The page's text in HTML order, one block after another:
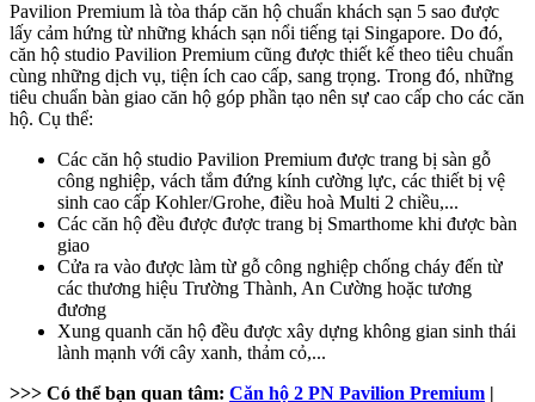
Pavilion Premium là tòa tháp căn hộ chuẩn khách sạn 5 sao được
lấy cảm hứng từ những khách sạn nổi tiếng tại Singapore. Do đó,
căn hộ studio Pavilion Premium cũng được thiết kế theo tiêu chuẩn
cùng những dịch vụ, tiện ích cao cấp, sang trọng. Trong đó, những
tiêu chuẩn bàn giao căn hộ góp phần tạo nên sự cao cấp cho các căn
hộ. Cụ thể:
Các căn hộ studio Pavilion Premium được trang bị sàn gỗ
công nghiệp, vách tắm đứng kính cường lực, các thiết bị vệ
sinh cao cấp Kohler/Grohe, điều hoà Multi 2 chiều,...
Các căn hộ đều được được trang bị Smarthome khi được bàn
giao
Cửa ra vào được làm từ gỗ công nghiệp chống cháy đến từ
các thương hiệu Trường Thành, An Cường hoặc tương
đương
Xung quanh căn hộ đều được xây dựng không gian sinh thái
lành mạnh với cây xanh, thảm cỏ,...
>>> Có thể bạn quan tâm: Căn hộ 2 PN Pavilion Premium |